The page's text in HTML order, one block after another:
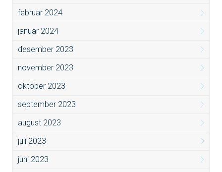
februar 2024
januar 2024
desember 2023
november 2023
oktober 2023
september 2023
august 2023
juli 2023
juni 2023